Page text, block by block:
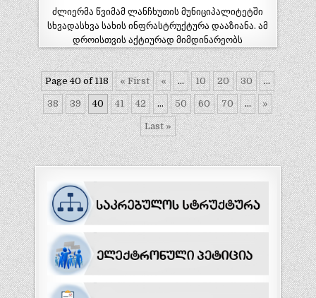
ძლიერმა წვიმამ ლანჩხუთის მუნიციპალიტეტში
სხვადასხვა სახის ინფრასტრუქტურა დააზიანა. ამ
დროისთვის აქტიურად მიმდინარეობს
სამუშაოები სოფელ მამათში,…
Page 40 of 118 « First « ... 10 20 30 ...
38 39 40 41 42 ... 50 60 70 ... »
Last »